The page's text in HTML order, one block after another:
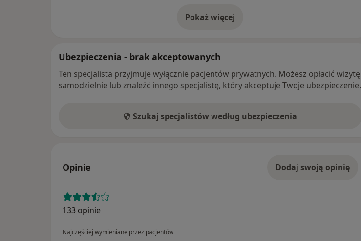
Pokaż więcej
o adresie
Ubezpieczenia - brak akceptowanych
Ten specjalista przyjmuje wyłącznie pacjentów prywatnych. Możesz opłacić wizytę
samodzielnie lub znaleźć innego specjalistę, który akceptuje Twoje ubezpieczenie.
Szukaj specjalistów według ubezpieczenia
Opinie Dodaj swoją opinię
133 opinie
Najczęściej wymieniane przez pacjentów